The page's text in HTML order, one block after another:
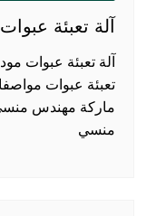
آلة تعبئة عبوات
منسي